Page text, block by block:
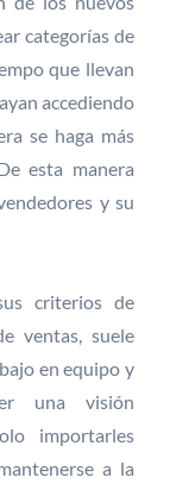
categorías de
que llevan
accediendo
se haga más
esta manera
y su
criterios de
ventas, suele
en equipo y
una visión
importarles
a la